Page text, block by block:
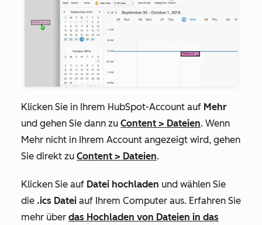
Klicken Sie in Ihrem HubSpot-Account auf Mehr
und gehen Sie dann zu Content > Dateien. Wenn
Mehr nicht in Ihrem Account angezeigt wird, gehen
Sie direkt zu Content > Dateien.
Klicken Sie auf Datei hochladen und wählen Sie
die .ics Datei auf Ihrem Computer aus. Erfahren Sie
mehr über das Hochladen von Dateien in das